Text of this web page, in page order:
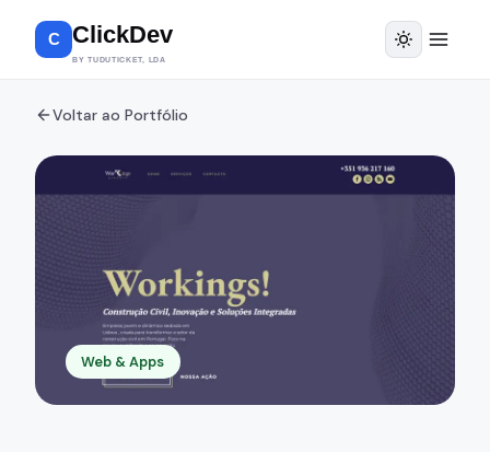
C ClickDev
BY TUDUTICKET, LDA
Voltar ao Portfólio
Web & Apps